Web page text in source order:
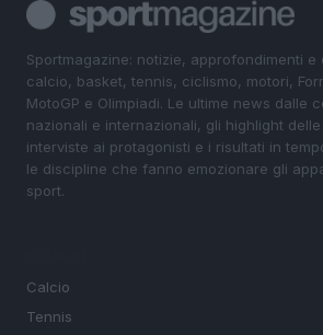
Sportmagazine: notizie, approfondimenti
calcio, basket, tennis, ciclismo, motori,
MotoGP e Olimpiadi. Le ultime news dalle
nazionali e internazionali, gli highlight
interviste ai protagonisti e i risultati in
le discipline che fanno emozionare gli
sport.
Calcio
Tennis